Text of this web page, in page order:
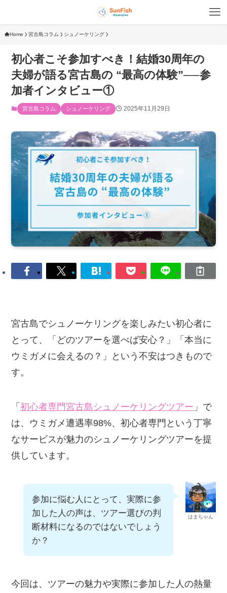
Home 宮古島コラム シュノーケリング
初心者こそ参加すべき！結婚30周年の
夫婦が語る宮古島の “最高の体験”──参
加者インタビュー①
宮古島コラム シュノーケリング 2025年11月29日
宮古島でシュノーケリングを楽しみたい初心者に
とって、「どのツアーを選べば安心？」「本当に
ウミガメに会えるの？」という不安はつきもので
す。
「初心者専門宮古島シュノーケリングツアー 」で
は、ウミガメ遭遇率98%、初心者専門という丁寧
なサービスが魅力のシュノーケリングツアーを提
供しています。
はまちゃん
参加に悩む人にとって、実際に参
加した人の声は、ツアー選びの判
断材料になるのではないでしょう
か？
今回は、ツアーの魅力や実際に参加した人の熱量